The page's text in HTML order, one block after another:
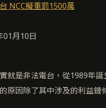
NCC擬重罰1500萬
01月10日
就是非法電台，從1989年
原因除了其中涉及的利益鏈